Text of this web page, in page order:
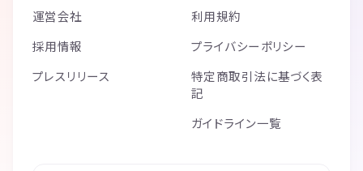
運営会社
採用情報
プレスリリース
利用規約
プライバシーポリシー
特定商取引法に基づく表
記
ガイドライン一覧